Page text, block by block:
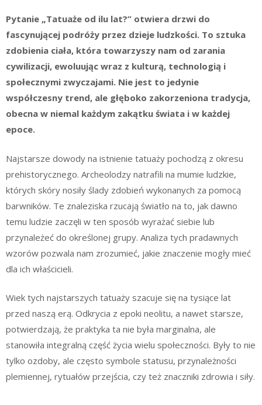
Pytanie „Tatuaże od ilu lat?” otwiera drzwi do
fascynującej podróży przez dzieje ludzkości. To sztuka
zdobienia ciała, która towarzyszy nam od zarania
cywilizacji, ewoluując wraz z kulturą, technologią i
społecznymi zwyczajami. Nie jest to jedynie
współczesny trend, ale głęboko zakorzeniona tradycja,
obecna w niemal każdym zakątku świata i w każdej
epoce.
Najstarsze dowody na istnienie tatuaży pochodzą z okresu
prehistorycznego. Archeolodzy natrafili na mumie ludzkie,
których skóry nosiły ślady zdobień wykonanych za pomocą
barwników. Te znaleziska rzucają światło na to, jak dawno
temu ludzie zaczęli w ten sposób wyrażać siebie lub
przynależeć do określonej grupy. Analiza tych pradawnych
wzorów pozwala nam zrozumieć, jakie znaczenie mogły mieć
dla ich właścicieli.
Wiek tych najstarszych tatuaży szacuje się na tysiące lat
przed naszą erą. Odkrycia z epoki neolitu, a nawet starsze,
potwierdzają, że praktyka ta nie była marginalna, ale
stanowiła integralną część życia wielu społeczności. Były to nie
tylko ozdoby, ale często symbole statusu, przynależności
plemiennej, rytuałów przejścia, czy też znaczniki zdrowia i siły.